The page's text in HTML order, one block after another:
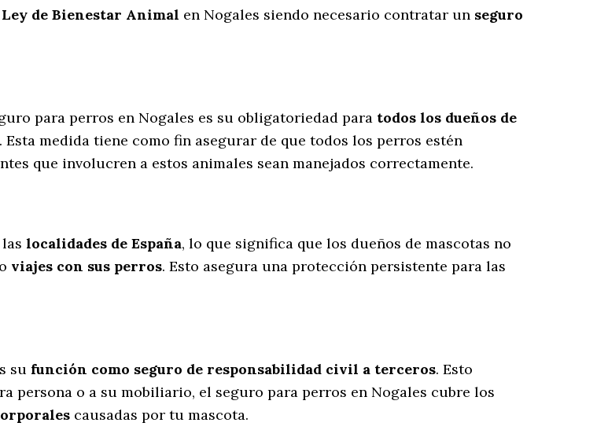
Ley de Bienestar Animal en Nogales siendo necesario contratar un seguro
para perros en Nogales es su obligatoriedad para todos los dueños de
medida tiene como fin asegurar de que todos los perros estén
que involucren a estos animales sean manejados correctamente.
localidades de España, lo que significa que los dueños de mascotas no
o viajes con sus perros. Esto asegura una protección persistente para las
su función como seguro de responsabilidad civil a terceros. Esto
persona o a su mobiliario, el seguro para perros en Nogales cubre los
causadas por tu mascota.